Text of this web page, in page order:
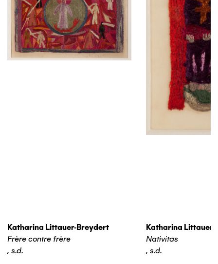
Katharina Littauer-Breydert
Frère contre frère
, s.d.
Katharina Littauer-
Nativitas
, s.d.